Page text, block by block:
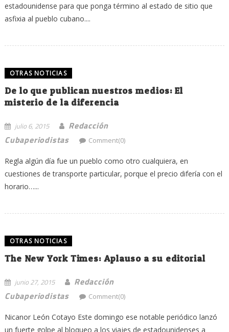
estadounidense para que ponga término al estado de sitio que
asfixia al pueblo cubano....
OTRAS NOTICIAS
De lo que publican nuestros medios: El
misterio de la diferencia
julio 6, 2015
Redacción
Cubaperiodistas
Comment(0)
Regla algún día fue un pueblo como otro cualquiera, en
cuestiones de transporte particular, porque el precio difería con el
horario…...
OTRAS NOTICIAS
The New York Times: Aplauso a su editorial
junio 27, 2015
Redacción
Cubaperiodistas
Comment(0)
Nicanor León Cotayo Este domingo ese notable periódico lanzó
un fuerte golpe al bloqueo a los viajes de estadounidenses a